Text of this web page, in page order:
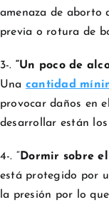
amenaza de aborto
previa o rotura de
3-. “Un poco de
Una cantidad
provocar daños en
desarrollar están
4-. “ Dormir sobre
está protegido por
la presión por lo